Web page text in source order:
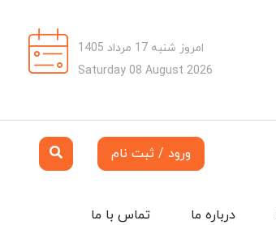
امروز شنبه 17 مرداد 1405
Saturday 08 August 2026
ورود / ثبت نام
تماس با ما درباره ما